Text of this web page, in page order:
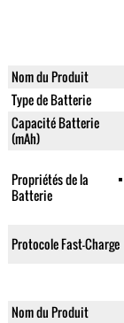
Nom du Produit
Type de Batterie
Capacité Batterie
(mAh)
Propriétés de la
Batterie
Protocole Fast-Charge
Nom du Produit